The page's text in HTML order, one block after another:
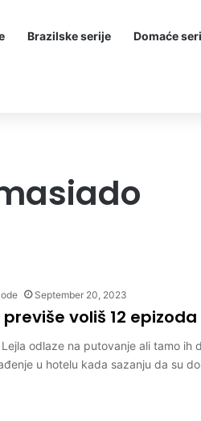
Brazilske serije Domaće
September 20, 2023
previše voliš 12 epizoda
Lejla odlaze na putovanje ali tamo ih
u hotelu kada sazanju da su